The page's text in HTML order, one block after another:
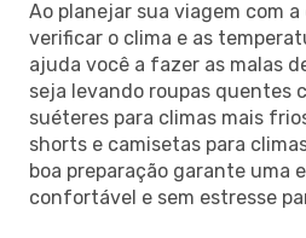
Ao planejar sua viagem com a
verificar o clima e as
ajuda você a fazer as malas
seja levando roupas quentes
suéteres para climas mais
shorts e camisetas para
boa preparação garante uma
confortável e sem estresse